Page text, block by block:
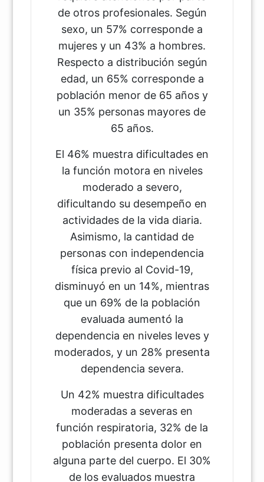
de otros profesionales. Según
sexo, un 57% corresponde a
mujeres y un 43% a hombres.
Respecto a distribución según
edad, un 65% corresponde a
población menor de 65 años y
un 35% personas mayores de
65 años.
El 46% muestra dificultades en
la función motora en niveles
moderado a severo,
dificultando su desempeño en
actividades de la vida diaria.
Asimismo, la cantidad de
personas con independencia
física previo al Covid-19,
disminuyó en un 14%, mientras
que un 69% de la población
evaluada aumentó la
dependencia en niveles leves y
moderados, y un 28% presenta
dependencia severa.
Un 42% muestra dificultades
moderadas a severas en
función respiratoria, 32% de la
población presenta dolor en
alguna parte del cuerpo. El 30%
de los evaluados muestra